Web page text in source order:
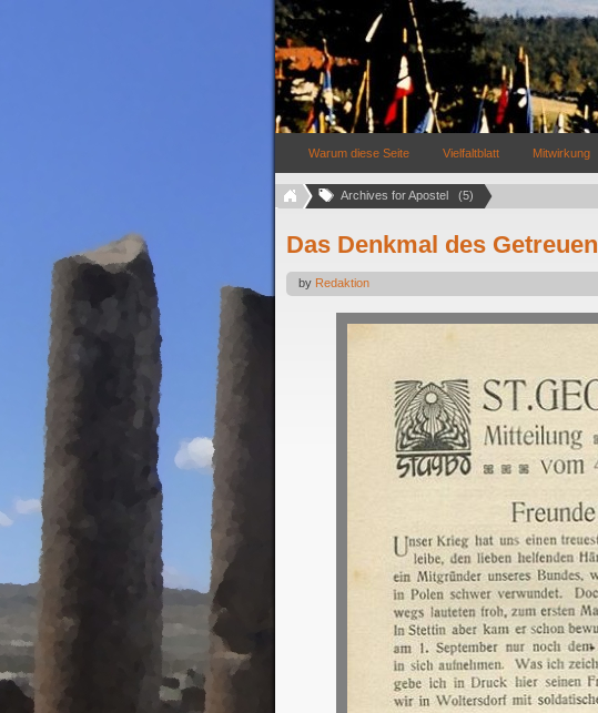
Warum diese Seite Vielfaltblatt Mitwirkung
Archives for Apostel   (5)
Das Denkmal des Getreuen
by Redaktion